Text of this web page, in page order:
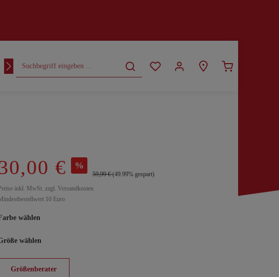
OUTFITS CURVY
€ %
59,99 €(49.99% gespart)
Preise inkl. MwSt. zzgl. Versandkosten
10 Euro
wählen
wählen
Größenberater